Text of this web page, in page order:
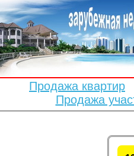
Продажа квартир
Продажа